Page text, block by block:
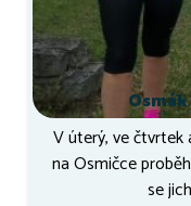
V úterý, ve čtvrtek
na Osmičce
se